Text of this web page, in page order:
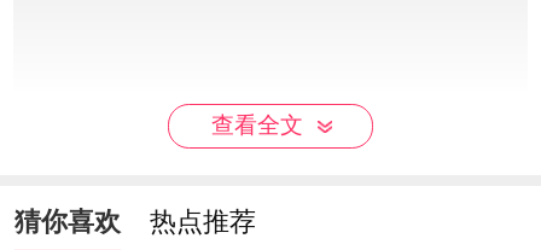
东汉末年，宦官乱政，董卓专权，朝廷内祸事
查看全文
猜你喜欢 热点推荐